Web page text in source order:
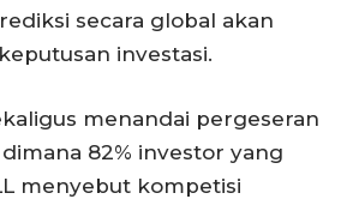
secara global akan
investasi.
menandai pergeseran
82% investor yang
menyebut kompetisi